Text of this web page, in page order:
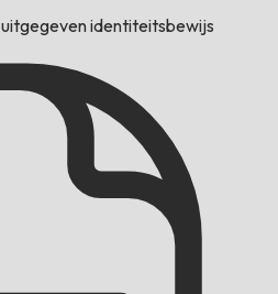
identiteitsbewijs